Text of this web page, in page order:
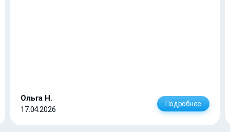
Ольга Н.
17.04.2026
Подробнее